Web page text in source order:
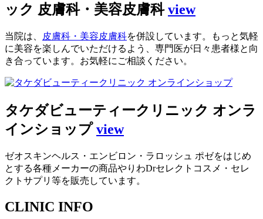
ック 皮膚科・美容皮膚科view
当院は、 皮膚科・美容皮膚科を併設しています。もっと気軽
に美容を楽しんでいただけるよう、専門医が日々患者様と向
き合っています。お気軽にご相談ください。
タケダビューティークリニック オンラ
インショップview
ゼオスキンヘルス・エンビロン・ラロッシュ ポゼをはじめ
とする各種メーカーの商品やりわDrセレクトコスメ・セレ
クトサプリ等を販売しています。
CLINIC INFO